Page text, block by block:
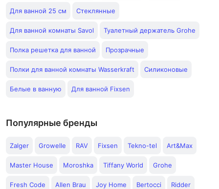
Для ванной 25 см Стеклянные
Для ванной комнаты Savol Туалетный держатель Grohe
Полка решетка для ванной Прозрачные
Полки для ванной комнаты Wasserkraft Силиконовые
Белые в ванную Для ванной Fixsen
Популярные бренды
Zalger Growelle RAV Fixsen Tekno-tel Art&Max
Master House Moroshka Tiffany World Grohe
Fresh Code Allen Brau Joy Home Bertocci Ridder